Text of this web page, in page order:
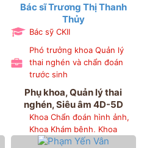
Bác sĩ Trương Thị Thanh
Thủy
Bác sỹ CKII
Phó trưởng khoa Quản lý
thai nghén và chẩn đoán
trước sinh
Phụ khoa, Quản lý thai
nghén, Siêu âm 4D-5D
Khoa Chẩn đoán hình ảnh,
Khoa Khám bệnh, Khoa
Quản lý thai nghén và chẩn